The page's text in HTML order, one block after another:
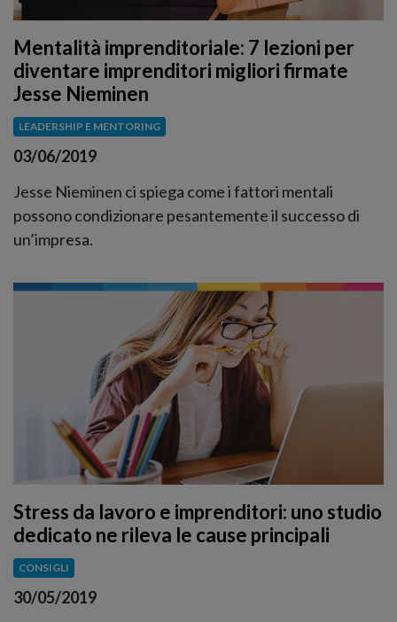
Mentalità imprenditoriale: 7 lezioni per
diventare imprenditori migliori firmate
Jesse Nieminen
LEADERSHIP E MENTORING
03/06/2019
Jesse Nieminen ci spiega come i fattori mentali
possono condizionare pesantemente il successo di
un’impresa.
Stress da lavoro e imprenditori: uno studio
dedicato ne rileva le cause principali
CONSIGLI
30/05/2019